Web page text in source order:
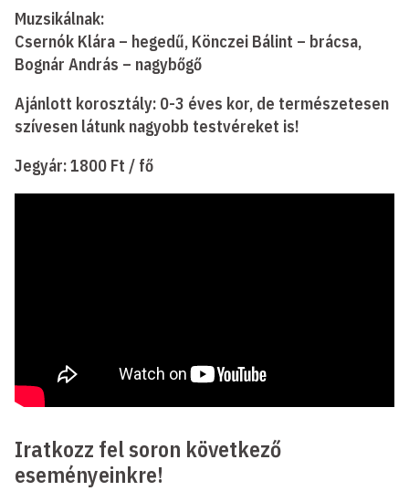
Muzsikálnak:
Csernók Klára – hegedű, Könczei Bálint – brácsa,
Bognár András – nagybőgő
Ajánlott korosztály: 0-3 éves kor, de természetesen
szívesen látunk nagyobb testvéreket is!
Jegyár: 1800 Ft / fő
Iratkozz fel soron következő
eseményeinkre!